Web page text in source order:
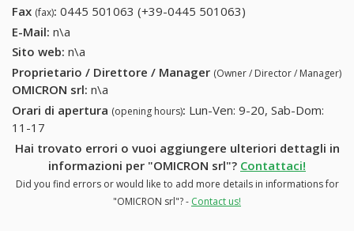
Fax (fax): 0445 501063 (+39-0445 501063)
E-Mail: n\a
Sito web: n\a
Proprietario / Direttore / Manager (Owner / Director / Manager)
OMICRON srl: n\a
Orari di apertura (opening hours): Lun-Ven: 9-20, Sab-Dom:
11-17
Hai trovato errori o vuoi aggiungere ulteriori dettagli in
informazioni per "OMICRON srl"? Contattaci!
Did you find errors or would like to add more details in informations for
"OMICRON srl"? - Contact us!